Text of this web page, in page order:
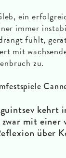
ein
immer
fühlt,
mit
zu.
kehrt
mit einer
über